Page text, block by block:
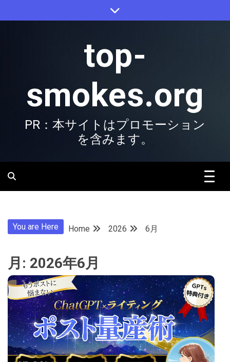
to
top-
smokes.org
PR：本サイトはプロモーション
を含みます。
You are Here Home 2026 6月
月: 2026年6月